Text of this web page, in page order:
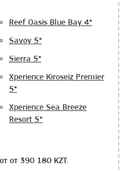
Reef Oasis Blue Bay 4*
Savoy 5*
Sierra 5*
Xperience Kiroseiz Premier
5*
Xperience Sea Breeze
Resort 5*
от 390 180 KZT.